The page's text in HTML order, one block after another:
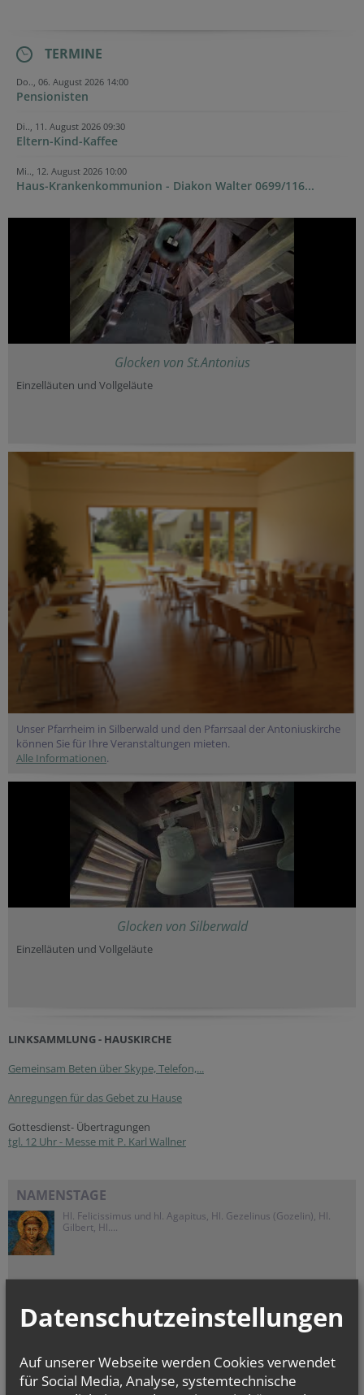
TERMINE
Do.., 06. August 2026 14:00
Pensionisten
Di.., 11. August 2026 09:30
Eltern-Kind-Kaffee
Mi.., 12. August 2026 10:00
Haus-Krankenkommunion - Diakon Walter 0699/116...
Glocken von St.Antonius
Einzelläuten und Vollgeläute
Unser Pfarrheim in Silberwald und den Pfarrsaal der Antoniuskirche
können Sie für Ihre Veranstaltungen mieten.
Alle Informationen.
Glocken von Silberwald
Einzelläuten und Vollgeläute
LINKSAMMLUNG - HAUSKIRCHE
Gemeinsam Beten über Skype, Telefon,...
Anregungen für das Gebet zu Hause
Gottesdienst- Übertragungen
tgl. 12 Uhr - Messe mit P. Karl Wallner
NAMENSTAGE
Hl. Felicissimus und hl. Agapitus, Hl. Gezelinus (Gozelin), Hl.
Gilbert, Hl....
Datenschutzeinstellungen
Auf unserer Webseite werden Cookies verwendet
für Social Media, Analyse, systemtechnische